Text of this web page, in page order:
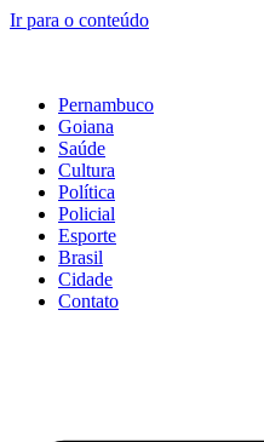
Ir para o conteúdo
Pernambuco
Goiana
Saúde
Cultura
Política
Policial
Esporte
Brasil
Cidade
Contato